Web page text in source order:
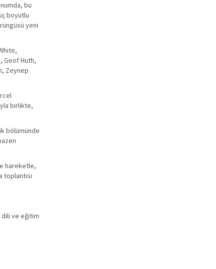
bu
boyutlu
yeni
Geof Huth,
Zeynep
birlikte,
bölümünde
hareketle,
toplantısı
ve eğitim